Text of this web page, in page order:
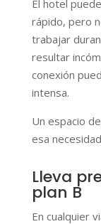
El hotel
rápido, pero
trabajar
resultar
conexión
intensa.
Un espacio
esa
Lleva
plan B
En cualquier